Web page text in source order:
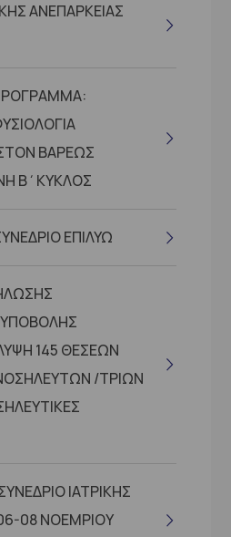
ΑΝΕΠΑΡΚΕΙΑΣ
ΒΑΡΕΩΣ
Β΄ΚΥΚΛΟΣ
ΕΠΙΛΥΩ
145 ΘΕΣΕΩΝ
/ΤΡΙΩΝ
ΙΑΤΡΙΚΗΣ
08 ΝΟΕΜΡΙΟΥ